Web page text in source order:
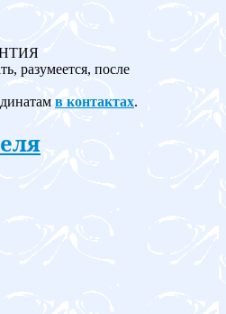
разумеется, после
в контактах.